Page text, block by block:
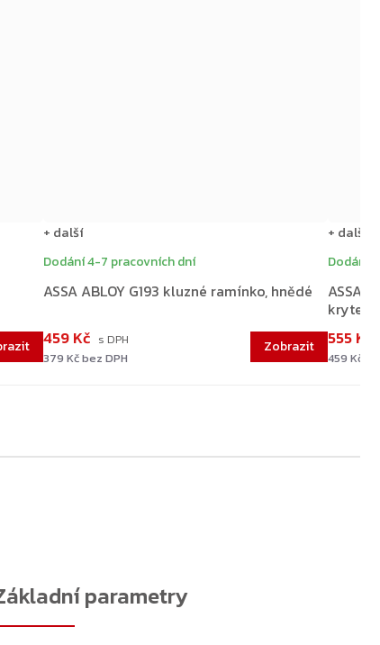
ASSA ABLOY G193 kluzné ramínko, hnědé
Dodání 4-7 pracovních dní
379 Kč bez DPH
459 Kč
+ další
ASSA
Dodání
459 Kč
555 Kč
+ další